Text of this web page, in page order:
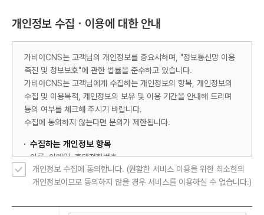
개인정보 수집ㆍ이용에 대한 안내
가비아CNS는 고객님의 개인정보를 중요시하며, "정보통신망 이용
촉진 및 정보보호"에 관한 법률을 준수하고 있습니다.
가비아CNS는 고객님에게 수집하는 개인정보의 항목, 개인정보의
수집 및 이용목적, 개인정보의 보유 및 이용 기간을 안내해 드리며
동의 여부를 체크해 주시기 바랍니다.
수집에 동의하지 않는다면 문의가 제한됩니다.
수집하는 개인정보 항목
이름, 이메일, 휴대전화번호
개인정보의 수집 및 이용 목적
의사소통 경로의 확보
개인정보 수집에 동의합니다. (원활한 서비스 이용을 위한 최소한의
개인정보이므로 동의하지 않을 경우 서비스를 이용하실 수 없습니다.)